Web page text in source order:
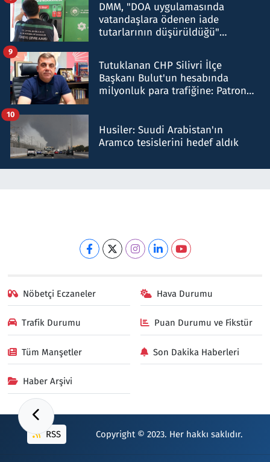
DMM, "DOA uygulamasında
vatandaşlara ödenen iade
tutarlarının düşürüldüğü"
Tutuklanan CHP Silivri İlçe
Başkanı Bulut'un hesabında
milyonluk para trafiğine: Patron
9
Husiler: Suudi Arabistan'ın
Aramco tesislerini hedef aldık
10
Nöbetçi Eczaneler Hava Durumu
Trafik Durumu Puan Durumu ve Fikstür
Tüm Manşetler Son Dakika Haberleri
Haber Arşivi
RSS Copyright © 2023. Her hakkı saklıdır.